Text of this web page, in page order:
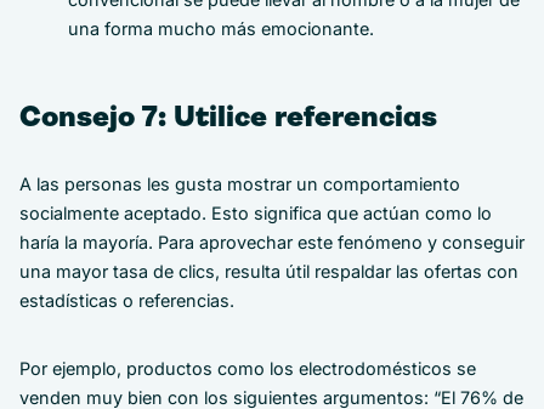
una forma mucho más emocionante.
Consejo 7: Utilice referencias
A las personas les gusta mostrar un comportamiento
socialmente aceptado. Esto significa que actúan como lo
haría la mayoría. Para aprovechar este fenómeno y conseguir
una mayor tasa de clics, resulta útil respaldar las ofertas con
estadísticas o referencias.
Por ejemplo, productos como los electrodomésticos se
venden muy bien con los siguientes argumentos: “El 76% de